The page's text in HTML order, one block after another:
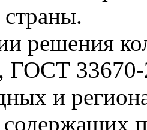
решения
ГОСТ
и
содержащих